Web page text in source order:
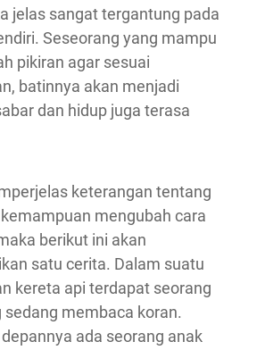
jelas sangat tergantung pada
Seseorang yang mampu
pikiran agar sesuai
batinnya akan menjadi
dan hidup juga terasa
keterangan tentang
mengubah cara
berikut ini akan
satu cerita. Dalam suatu
kereta api terdapat seorang
sedang membaca koran.
ada seorang anak